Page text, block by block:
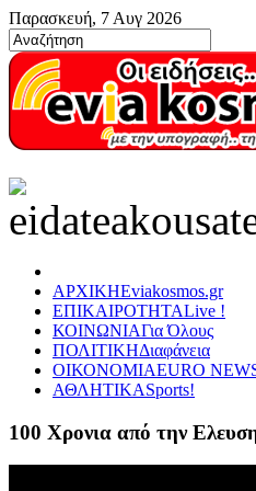
Παρασκευή, 7 Αυγ 2026
ΑΡΧΙΚΗEviakosmos.gr
ΕΠΙΚΑΙΡΟΤΗΤΑLive !
ΚΟΙΝΩΝΙΑΓια Όλους
ΠΟΛΙΤΙΚΗΔιαφάνεια
ΟΙΚΟΝΟΜΙΑEURO
ΑΘΛΗΤΙΚΑSports!
100 Χρονια από την